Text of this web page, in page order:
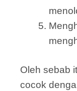
Oleh sebab
cocok